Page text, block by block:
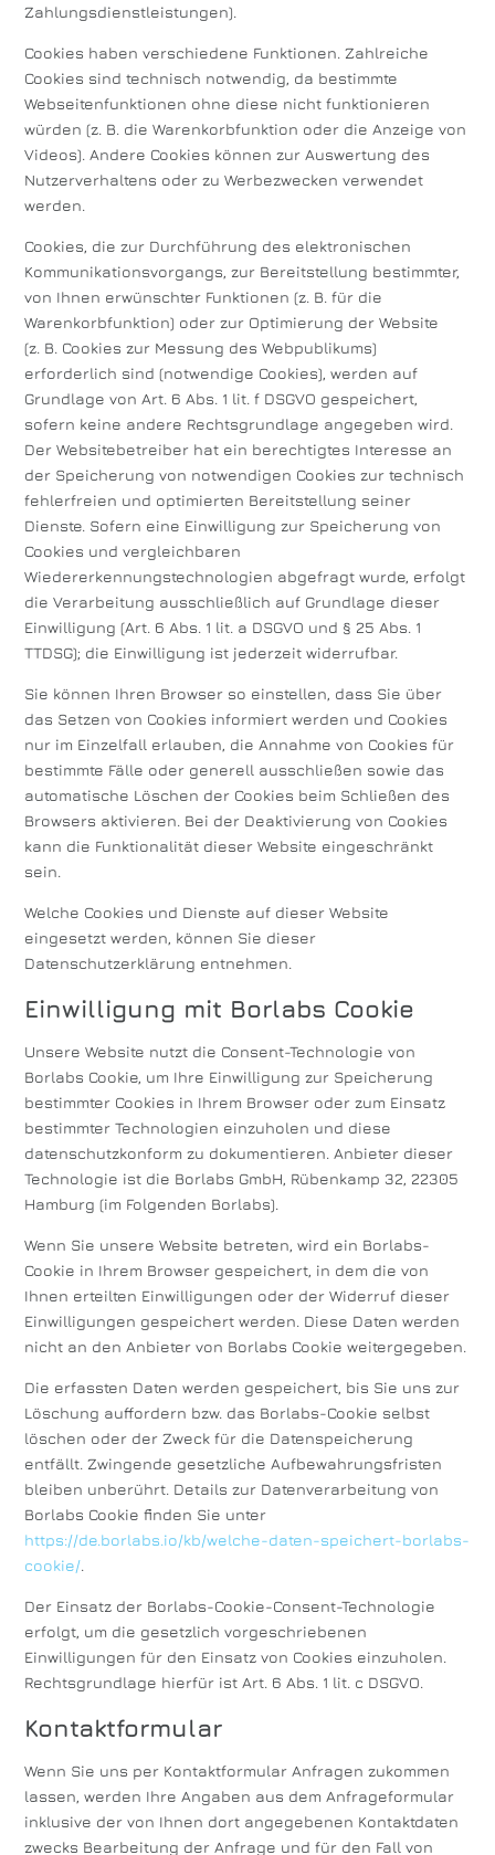
Zahlungsdienstleistungen).
Cookies haben verschiedene Funktionen. Zahlreiche
Cookies sind technisch notwendig, da bestimmte
Webseitenfunktionen ohne diese nicht funktionieren
würden (z. B. die Warenkorbfunktion oder die Anzeige von
Videos). Andere Cookies können zur Auswertung des
Nutzerverhaltens oder zu Werbezwecken verwendet
werden.
Cookies, die zur Durchführung des elektronischen
Kommunikationsvorgangs, zur Bereitstellung bestimmter,
von Ihnen erwünschter Funktionen (z. B. für die
Warenkorbfunktion) oder zur Optimierung der Website
(z. B. Cookies zur Messung des Webpublikums)
erforderlich sind (notwendige Cookies), werden auf
Grundlage von Art. 6 Abs. 1 lit. f DSGVO gespeichert,
sofern keine andere Rechtsgrundlage angegeben wird.
Der Websitebetreiber hat ein berechtigtes Interesse an
der Speicherung von notwendigen Cookies zur technisch
fehlerfreien und optimierten Bereitstellung seiner
Dienste. Sofern eine Einwilligung zur Speicherung von
Cookies und vergleichbaren
Wiedererkennungstechnologien abgefragt wurde, erfolgt
die Verarbeitung ausschließlich auf Grundlage dieser
Einwilligung (Art. 6 Abs. 1 lit. a DSGVO und § 25 Abs. 1
TTDSG); die Einwilligung ist jederzeit widerrufbar.
Sie können Ihren Browser so einstellen, dass Sie über
das Setzen von Cookies informiert werden und Cookies
nur im Einzelfall erlauben, die Annahme von Cookies für
bestimmte Fälle oder generell ausschließen sowie das
automatische Löschen der Cookies beim Schließen des
Browsers aktivieren. Bei der Deaktivierung von Cookies
kann die Funktionalität dieser Website eingeschränkt
sein.
Welche Cookies und Dienste auf dieser Website
eingesetzt werden, können Sie dieser
Datenschutzerklärung entnehmen.
Einwilligung mit Borlabs Cookie
Unsere Website nutzt die Consent-Technologie von
Borlabs Cookie, um Ihre Einwilligung zur Speicherung
bestimmter Cookies in Ihrem Browser oder zum Einsatz
bestimmter Technologien einzuholen und diese
datenschutzkonform zu dokumentieren. Anbieter dieser
Technologie ist die Borlabs GmbH, Rübenkamp 32, 22305
Hamburg (im Folgenden Borlabs).
Wenn Sie unsere Website betreten, wird ein Borlabs-
Cookie in Ihrem Browser gespeichert, in dem die von
Ihnen erteilten Einwilligungen oder der Widerruf dieser
Einwilligungen gespeichert werden. Diese Daten werden
nicht an den Anbieter von Borlabs Cookie weitergegeben.
Die erfassten Daten werden gespeichert, bis Sie uns zur
Löschung auffordern bzw. das Borlabs-Cookie selbst
löschen oder der Zweck für die Datenspeicherung
entfällt. Zwingende gesetzliche Aufbewahrungsfristen
bleiben unberührt. Details zur Datenverarbeitung von
Borlabs Cookie finden Sie unter
https://de.borlabs.io/kb/welche-daten-speichert-borlabs-
cookie/.
Der Einsatz der Borlabs-Cookie-Consent-Technologie
erfolgt, um die gesetzlich vorgeschriebenen
Einwilligungen für den Einsatz von Cookies einzuholen.
Rechtsgrundlage hierfür ist Art. 6 Abs. 1 lit. c DSGVO.
Kontaktformular
Wenn Sie uns per Kontaktformular Anfragen zukommen
lassen, werden Ihre Angaben aus dem Anfrageformular
inklusive der von Ihnen dort angegebenen Kontaktdaten
zwecks Bearbeitung der Anfrage und für den Fall von